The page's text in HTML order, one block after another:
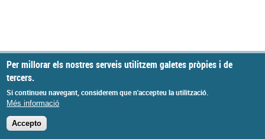
Per millorar els nostres serveis utilitzem galetes pròpies i de
tercers.
Si continueu navegant, considerem que n'accepteu la utilització.
Més informació
Accepto